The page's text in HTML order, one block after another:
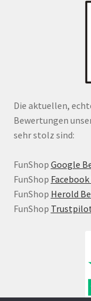
Die aktuellen,
Bewertungen
sehr stolz sind:
FunShop Google
FunShop
FunShop Herold
FunShop